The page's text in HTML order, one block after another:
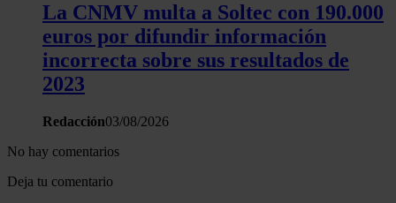
La CNMV multa a Soltec con 190.000
euros por difundir información
incorrecta sobre sus resultados de
2023
Redacción03/08/2026
No hay comentarios
Deja tu comentario